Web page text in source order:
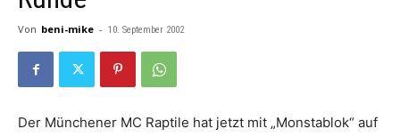
Von beni-mike - 10. September 2002
Der Münchener MC Raptile hat jetzt mit „Monstablok“ auf